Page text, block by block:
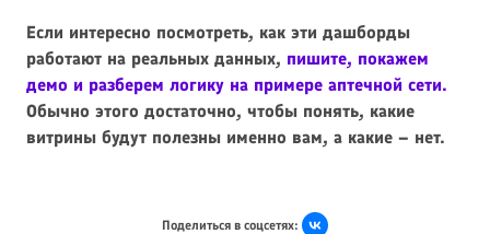
Если интересно посмотреть, как эти дашборды
работают на реальных данных, пишите, покажем
демо и разберем логику на примере аптечной сети.
Обычно этого достаточно, чтобы понять, какие
витрины будут полезны именно вам, а какие – нет.
Поделиться в соцсетях: